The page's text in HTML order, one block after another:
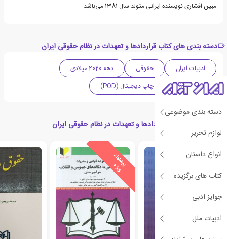
دسته بندی موضوعی
لوازم تحریر
انواع داستان
کتاب های برگزیده
جوایز ادبی
ادبیات ملل
مبین افشاری نویسنده ایرانی متولد سال 1381 می‌باشد.
دسته بندی های کتاب قراردادها و تعهدات در نظام حقوقی ایران
ادبیات ایران حقوقی
دهه 2020 میلادی
حقوق مدنی
چاپ دیجیتال (POD)
کتاب های مرتبط با قراردادها و تعهدات در نظام حقوقی ایران
پ
ی
ش
ن
ه
ا
د
و
ی
ژ
ه